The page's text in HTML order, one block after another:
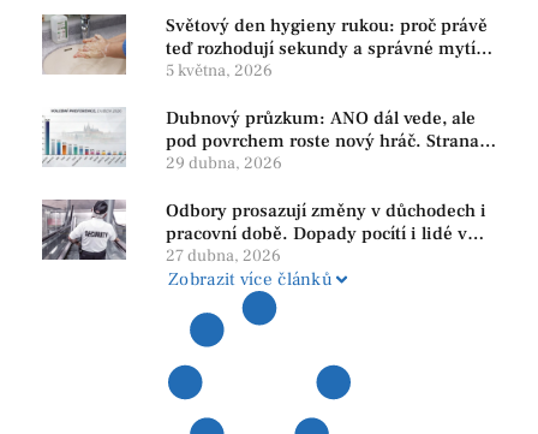
Světový den hygieny rukou: proč právě
teď rozhodují sekundy a správné mytí
rukou
5 května, 2026
Dubnový průzkum: ANO dál vede, ale
pod povrchem roste nový hráč. Strana
PRO se drží nejvýš mezi menšími
29 dubna, 2026
Odbory prosazují změny v důchodech i
pracovní době. Dopady pocítí i lidé v
našem regionu
27 dubna, 2026
Zobrazit více článků